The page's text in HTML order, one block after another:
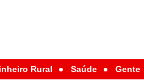
Rural Saúde Gente